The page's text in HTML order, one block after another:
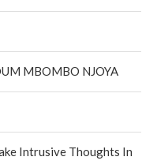
MBOMBO NJOYA
Intrusive Thoughts In